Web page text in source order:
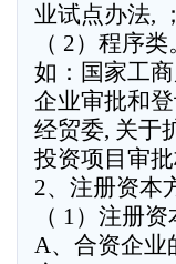
业试点办法, ；
（ 2）程序类
如：国家工
企业审批和
经贸委, 关于
投资项目审
2、注册资本
（ 1）注册
A、合资企业